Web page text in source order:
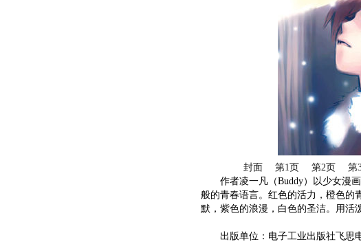
封面 第1页 第2页 第
作者凌一凡（Buddy）以少女漫画
般的青春语言。红色的活力，橙色的
默，紫色的浪漫，白色的圣洁。用活
出版单位：电子工业出版社飞思